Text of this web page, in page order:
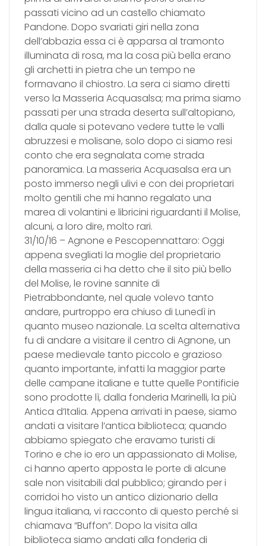
passati vicino ad un castello chiamato
Pandone. Dopo svariati giri nella zona
dell’abbazia essa ci è apparsa al tramonto
illuminata di rosa, ma la cosa più bella erano
gli archetti in pietra che un tempo ne
formavano il chiostro. La sera ci siamo diretti
verso la Masseria Acquasalsa; ma prima siamo
passati per una strada deserta sull’altopiano,
dalla quale si potevano vedere tutte le valli
abruzzesi e molisane, solo dopo ci siamo resi
conto che era segnalata come strada
panoramica. La masseria Acquasalsa era un
posto immerso negli ulivi e con dei proprietari
molto gentili che mi hanno regalato una
marea di volantini e libricini riguardanti il Molise,
alcuni, a loro dire, molto rari.
31/10/16 – Agnone e Pescopennattaro: Oggi
appena svegliati la moglie del proprietario
della masseria ci ha detto che il sito più bello
del Molise, le rovine sannite di
Pietrabbondante, nel quale volevo tanto
andare, purtroppo era chiuso di Lunedì in
quanto museo nazionale. La scelta alternativa
fu di andare a visitare il centro di Agnone, un
paese medievale tanto piccolo e grazioso
quanto importante, infatti la maggior parte
delle campane italiane e tutte quelle Pontificie
sono prodotte lì, dalla fonderia Marinelli, la più
Antica d’Italia. Appena arrivati in paese, siamo
andati a visitare l’antica biblioteca; quando
abbiamo spiegato che eravamo turisti di
Torino e che io ero un appassionato di Molise,
ci hanno aperto apposta le porte di alcune
sale non visitabili dal pubblico; girando per i
corridoi ho visto un antico dizionario della
lingua italiana, vi racconto di questo perché si
chiamava “Buffon”. Dopo la visita alla
biblioteca siamo andati alla fonderia di